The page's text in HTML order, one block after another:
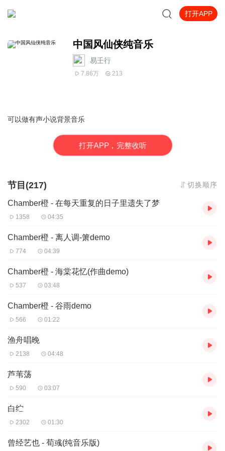
打开APP
中国风仙侠纯音乐
易壬行
7.86万 213
可以做有声小说背景音乐
打开APP，完整收听
节目(217) 切换顺序
Chamber橙 - 在每天重复的日子里遗失了梦
1358 04:35
Chamber橙 - 离人调-箫demo
774 04:39
Chamber橙 - 海棠花忆(作曲demo)
537 03:48
Chamber橙 - 谷雨demo
566 01:22
渔舟唱晚
2138 04:48
芦苇荡
590 03:07
白纻
2302 01:30
曾经艺也 - 荀彧(纯音乐版)